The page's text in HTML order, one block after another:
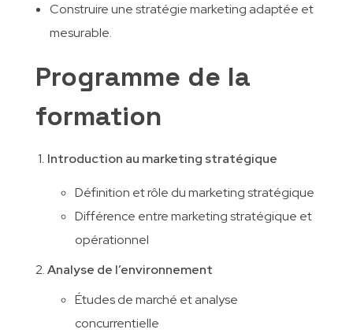
Construire une stratégie marketing adaptée et
mesurable.
Programme de la
formation
1. Introduction au marketing stratégique
Définition et rôle du marketing stratégique
Différence entre marketing stratégique et
opérationnel
Analyse de l’environnement
Études de marché et analyse
concurrentielle